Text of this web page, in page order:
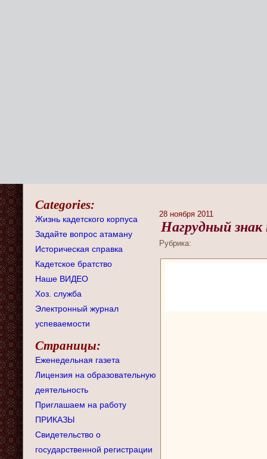
Categories:
Жизнь кадетского корпуса
Задайте вопрос атаману
Историческая справка
Кадетское братство
Наше ВИДЕО
Хоз. служба
Электронный журнал
успеваемости
Страницы:
Еженедельная газета
Лицензия на образовательную
деятельность
Приглашаем на работу
ПРИКАЗЫ
Свидетельство о
государственной регистрации
28 ноября 2011
Нагрудный
Рубрика: